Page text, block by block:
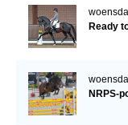
Sport
Paard te koop
Ready
NRPS-